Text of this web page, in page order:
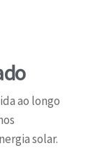
ao longo
solar.